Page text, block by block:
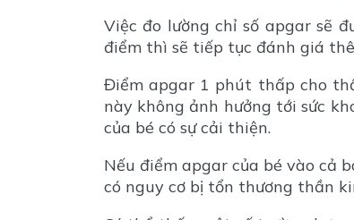
Việc đo lường chỉ số apgar sẽ
điểm thì sẽ tiếp tục đánh giá
Điểm apgar 1 phút thấp cho
này không ảnh hưởng tới sức
của bé có sự cải thiện.
Nếu điểm apgar của bé vào cả
có nguy cơ bị tổn thương thần